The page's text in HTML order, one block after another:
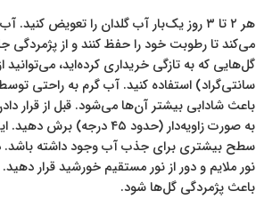
هر ۲ تا ۳ روز یک‌بار آب گلدان را تعویض
می‌کند تا رطوبت خود را حفظ کنند و از پژمردگی
سانتی‌گراد) استفاده کنید. آب گرم به راحتی
باعث شادابی بیشتر آن‌ها می‌شود. قبل از قرار
به صورت زاویه‌دار (حدود ۴۵
سطح بیشتری برای جذب آب وجود داشته باشد.
نور ملایم و دور از نور مستقیم خورشید قرار
باعث پژمردگی گل‌ها شود.